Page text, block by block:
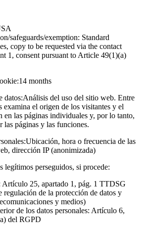
safeguards/exemption: Standard
copy to be requested via the contact
1, consent pursuant to Article 49(1)(a)
14 months
datos:Análisis del uso del sitio web. Entre
el origen de los visitantes y el
en las páginas individuales y, por lo tanto,
las páginas y las funciones.
Ubicación, hora o frecuencia de las
dirección IP (anonimizada)
legítimos perseguidos, si procede:
Artículo 25, apartado 1, pág. 1 TTDSG
regulación de la protección de datos y
y medios)
de los datos personales: Artículo 6,
del RGPD